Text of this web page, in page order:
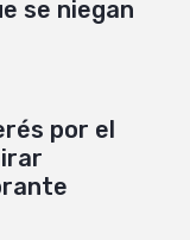
se niegan
por el